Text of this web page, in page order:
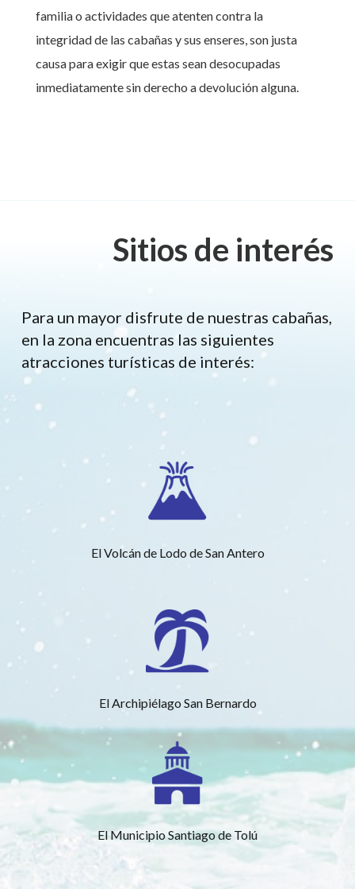
familia o actividades que atenten contra la
integridad de las cabañas y sus enseres, son justa
causa para exigir que estas sean desocupadas
inmediatamente sin derecho a devolución alguna.
Sitios de interés
Para un mayor disfrute de nuestras cabañas,
en la zona encuentras las siguientes
atracciones turísticas de interés:
El Volcán de Lodo de San Antero
El Archipiélago San Bernardo
El Municipio Santiago de Tolú